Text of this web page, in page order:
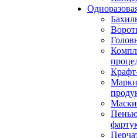
Маски